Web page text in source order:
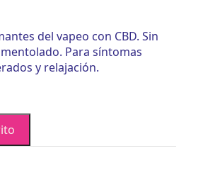
del vapeo con CBD. Sin
Para síntomas
y relajación.